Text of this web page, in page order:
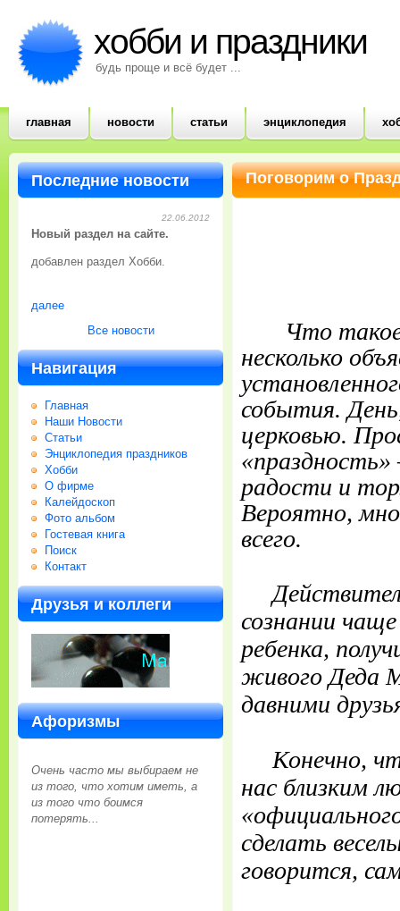
хобби и праздники
будь проще и всё будет ...
главная новости статьи энциклопедия
Поговорим о
Что такое
несколько
события.
церковью.
радости и
Вероятно,
всего.
сознании
ребенка,
живого Деда
давними
Конечно,
нас близким
сделать
говорится,
Последние новости
22.06.2012
Новый раздел на сайте.
добавлен раздел Хобби.
далее
Все новости
Навигация
Главная
Наши Новости
Статьи
Энциклопедия праздников
Хобби
О фирме
Калейдоскоп
Фото альбом
Гостевая книга
Поиск
Контакт
Друзья и коллеги
Афоризмы
Очень часто мы выбираем не
из того, что хотим иметь, а
из того что боимся
потерять...